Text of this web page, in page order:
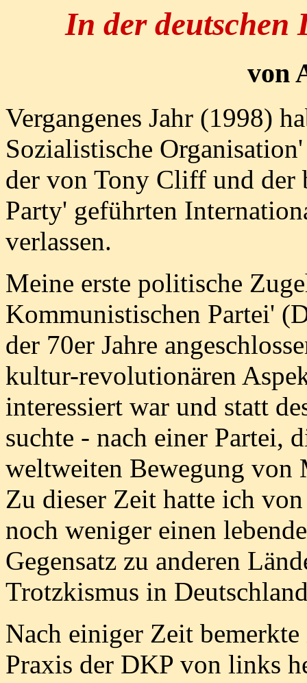
In der deutschen
von
Vergangenes Jahr (1998)
Sozialistische
der von Tony Cliff und der
Party' geführten
verlassen.
Meine erste politische
Kommunistischen Partei'
der 70er Jahre
kultur-revolutionären
interessiert war und statt
suchte - nach einer Partei,
weltweiten Bewegung
Zu dieser Zeit hatte ich
noch weniger einen
Gegensatz zu anderen
Trotzkismus in
Nach einiger Zeit
Praxis der DKP von links